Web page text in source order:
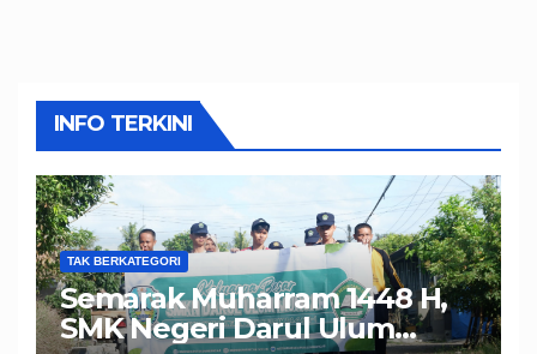
INFO TERKINI
TAK BERKATEGORI
Semarak Muharram 1448 H,
SMK Negeri Darul Ulum